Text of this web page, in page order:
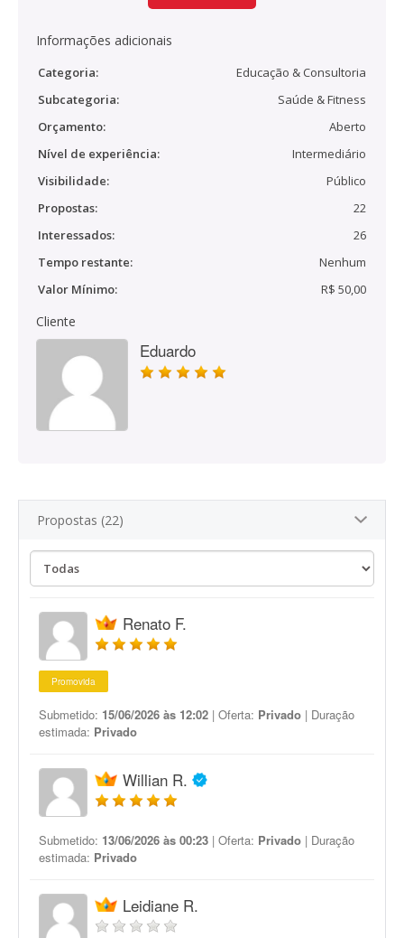
Informações adicionais
Categoria:
Educação & Consultoria
Subcategoria:
Saúde & Fitness
Orçamento:
Aberto
Nível de experiência:
Intermediário
Visibilidade:
Público
Propostas:
22
Interessados:
26
Tempo restante:
Nenhum
Valor Mínimo:
R$ 50,00
Cliente
Eduardo
Propostas (22)
Renato F.
Promovida
Submetido: 15/06/2026 às 12:02 | Oferta: Privado | Duração
estimada: Privado
Willian R.
Submetido: 13/06/2026 às 00:23 | Oferta: Privado | Duração
estimada: Privado
Leidiane R.